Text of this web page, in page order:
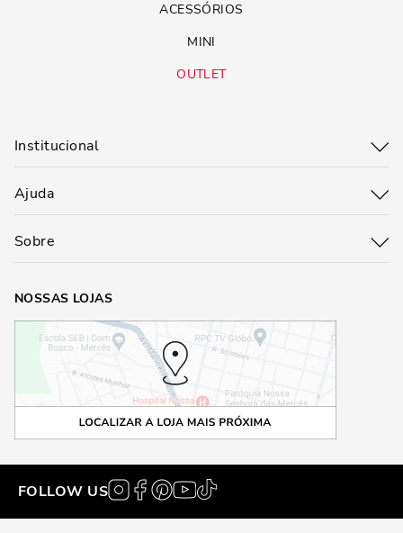
ACESSÓRIOS
MINI
OUTLET
Institucional
Ajuda
Sobre
NOSSAS LOJAS
FOLLOW US